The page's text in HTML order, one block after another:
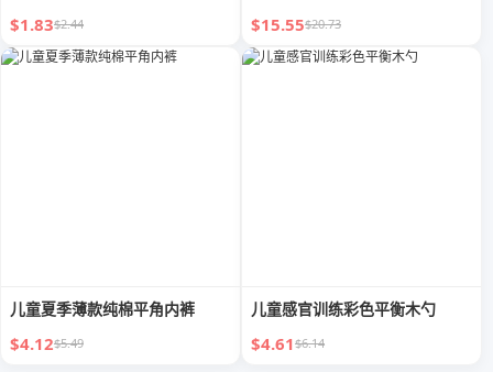
$1.83$2.44 $15.55$20.73
儿童夏季薄款纯棉平角内裤
$4.12$5.49
儿童感官训练彩色平衡木勺
$4.61$6.14